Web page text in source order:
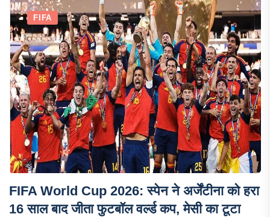
FIFA
FIFA World Cup 2026: स्पेन ने अर्जेंटीना को हरा
16 साल बाद जीता फुटबॉल वर्ल्ड कप, मेसी का टूटा